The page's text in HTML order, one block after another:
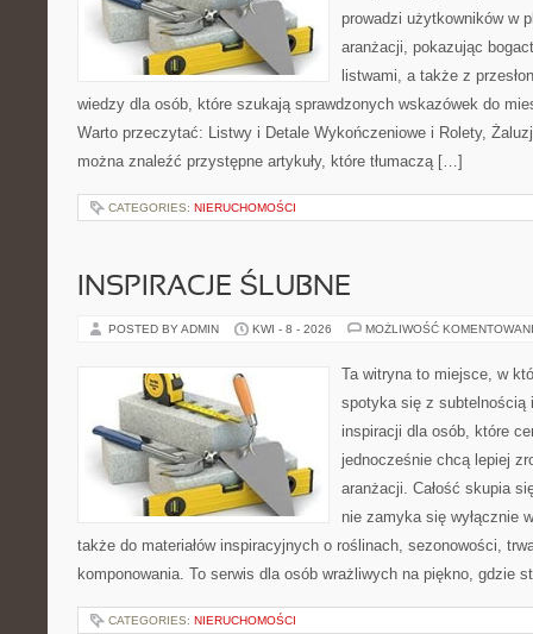
prowadzi użytkowników w
aranżacji, pokazując
listwami, a także z
wiedzy dla osób, które szukają sprawdzonych wskazówek do
Warto przeczytać: Listwy i Detale Wykończeniowe i Rolety,
można znaleźć przystępne artykuły, które tłumaczą […]
CATEGORIES: NIERUCHOMOŚCI
INSPIRACJE ŚLUBNE
POSTED BY ADMIN KWI - 8 - 2026 MOŻLIWOŚĆ
Ta witryna to miejsce, w
spotyka się z subtelnością
inspiracji dla osób, które
jednocześnie chcą lepiej
aranżacji. Całość skupia
nie zamyka się wyłącznie
także do materiałów inspiracyjnych o roślinach, sezonowości,
komponowania. To serwis dla osób wrażliwych na piękno, gdzie
CATEGORIES: NIERUCHOMOŚCI